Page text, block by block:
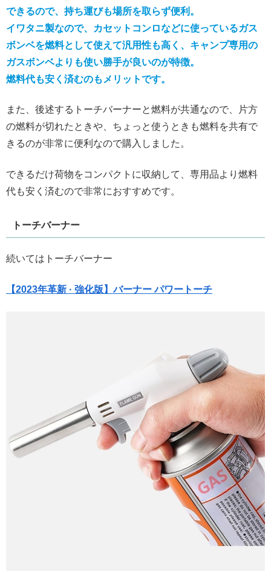
できるので、持ち運びも場所を取らず便利。
イワタニ製なので、カセットコンロなどに使っているガス
ボンベを燃料として使えて汎用性も高く、キャンプ専用の
ガスボンベよりも使い勝手が良いのが特徴。
燃料代も安く済むのもメリットです。
また、後述するトーチバーナーと燃料が共通なので、片方
の燃料が切れたときや、ちょっと使うときも燃料を共有で
きるのが非常に便利なので購入しました。
できるだけ荷物をコンパクトに収納して、専用品より燃料
代も安く済むので非常におすすめです。
トーチバーナー
続いてはトーチバーナー
【2023年革新 · 強化版】バーナー パワートーチ